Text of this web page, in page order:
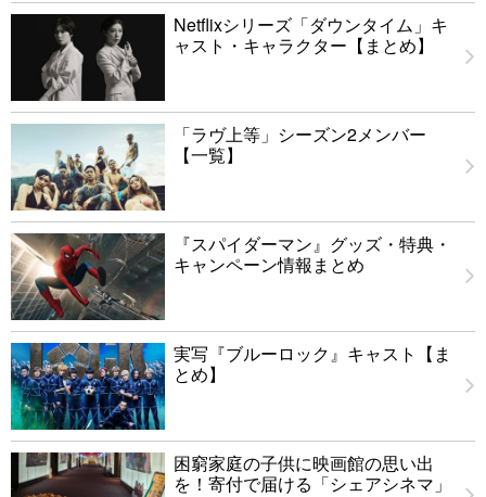
Netflixシリーズ「ダウンタイム」キ
ャスト・キャラクター【まとめ】
「ラヴ上等」シーズン2メンバー
【一覧】
『スパイダーマン』グッズ・特典・
キャンペーン情報まとめ
実写『ブルーロック』キャスト【ま
とめ】
困窮家庭の子供に映画館の思い出
を！寄付で届ける「シェアシネマ」